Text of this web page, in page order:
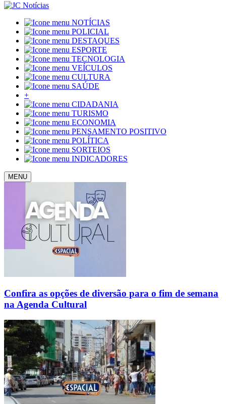
NOTÍCIAS
POLICIAL
DESTAQUES
ESPORTE
TECNOLOGIA
VEÍCULOS
CULTURA
SAÚDE
+
CIDADANIA
TURISMO
ECONOMIA
PENSAMENTO POSITIVO
POLÍTICA
SORTEIOS
INDICADORES
MENU
Confira as opções de diversão para o fim de semana
na Agenda Cultural